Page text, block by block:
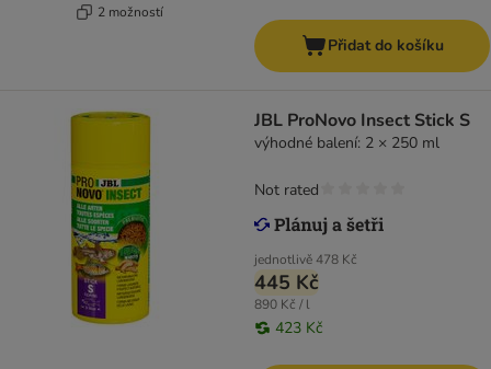
2 možností
Přidat do košíku
JBL ProNovo Insect Stick S
výhodné balení: 2 × 250 ml
jednotlivě478 Kč
445 Kč
890 Kč / l
423 Kč
Not rated